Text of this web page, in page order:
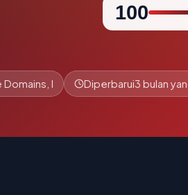
100
I Diperbarui3 bulan